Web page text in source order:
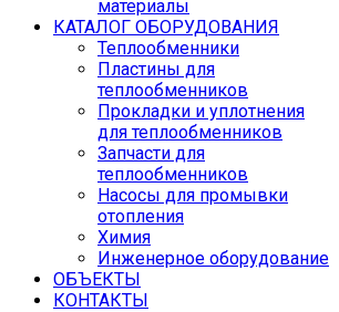
материалы
КАТАЛОГ ОБОРУДОВАНИЯ
Теплообменники
Пластины для
теплообменников
Прокладки и уплотнения
для теплообменников
Запчасти для
теплообменников
Насосы для промывки
отопления
Химия
Инженерное оборудование
ОБЪЕКТЫ
КОНТАКТЫ